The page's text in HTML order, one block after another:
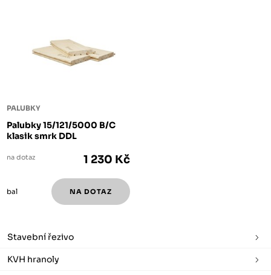
PALUBKY
Palubky 15/121/5000 B/C
klasik smrk DDL
na dotaz 1 230 Kč
bal
Stavební řezivo
KVH hranoly